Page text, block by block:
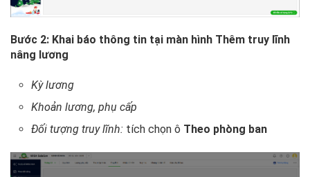
Bước 2: Khai báo thông tin tại màn hình Thêm truy lĩnh
nâng lương
Kỳ lương
Khoản lương, phụ cấp
Đối tượng truy lĩnh: tích chọn ô Theo phòng ban